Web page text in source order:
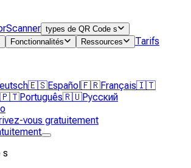
Scanner types de QR Code s
Fonctionnalités Ressources Tarifs
🇪🇸Español 🇫🇷Français🇮🇹
🇵🇹Português🇷🇺Русский
vous gratuitement
s